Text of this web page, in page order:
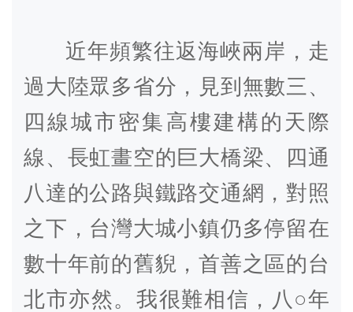
近年頻繁往返海峽兩岸，走
過大陸眾多省分，見到無數三、
四線城市密集高樓建構的天際
線、長虹畫空的巨大橋梁、四通
八達的公路與鐵路交通網，對照
之下，台灣大城小鎮仍多停留在
數十年前的舊貎，首善之區的台
北市亦然。我很難相信，八○年